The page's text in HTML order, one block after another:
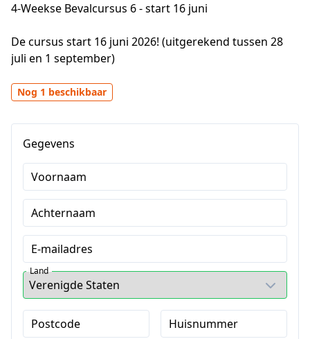
4-Weekse Bevalcursus 6 - start 16 juni
De cursus start 16 juni 2026! (uitgerekend tussen 28
juli en 1 september)
Nog 1 beschikbaar
Gegevens
Voornaam
Achternaam
E-mailadres
Land
Postcode Huisnummer